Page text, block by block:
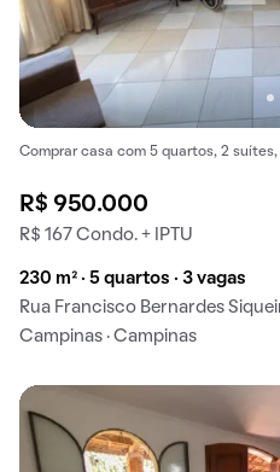
Comprar casa com 5 quartos, 2 suítes,
R$ 950.000
R$ 167 Condo. + IPTU
230 m² · 5 quartos · 3 vagas
Rua Francisco Bernardes
Campinas · Campinas